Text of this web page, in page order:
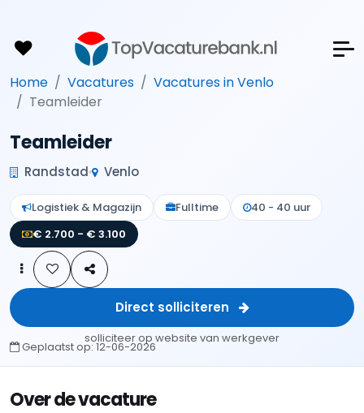
Home Vacatures
Vacatures in Venlo
Teamleider
Teamleider
Randstad Venlo
Logistiek & Magazijn Fulltime
40 - 40 uur
€ 2.700 - € 3.100
Direct solliciteren
solliciteer op website van werkgever
Geplaatst op:12-06-2026
Over de vacature